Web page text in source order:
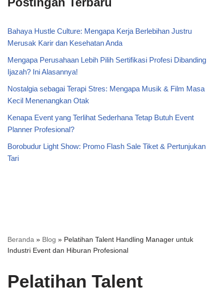
Bahaya Hustle Culture: Mengapa Kerja Berlebihan Justru
Merusak Karir dan Kesehatan Anda
Mengapa Perusahaan Lebih Pilih Sertifikasi Profesi Dibanding
Ijazah? Ini Alasannya!
Nostalgia sebagai Terapi Stres: Mengapa Musik & Film Masa
Kecil Menenangkan Otak
Kenapa Event yang Terlihat Sederhana Tetap Butuh Event
Planner Profesional?
Borobudur Light Show: Promo Flash Sale Tiket & Pertunjukan
Tari
Beranda » Blog » Pelatihan Talent Handling Manager untuk
Industri Event dan Hiburan Profesional
Pelatihan Talent